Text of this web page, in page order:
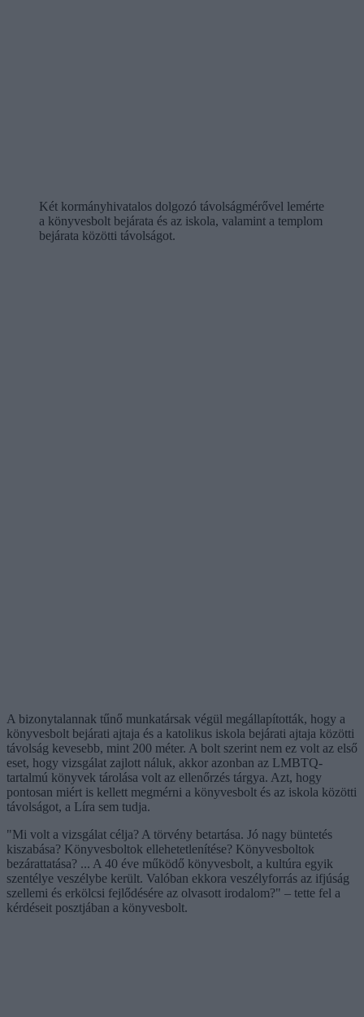
Két kormányhivatalos dolgozó távolságmérővel lemérte
a könyvesbolt bejárata és az iskola, valamint a templom
bejárata közötti távolságot.
A bizonytalannak tűnő munkatársak végül megállapították, hogy a
könyvesbolt bejárati ajtaja és a katolikus iskola bejárati ajtaja közötti
távolság kevesebb, mint 200 méter. A bolt szerint nem ez volt az első
eset, hogy vizsgálat zajlott náluk, akkor azonban az LMBTQ-
tartalmú könyvek tárolása volt az ellenőrzés tárgya. Azt, hogy
pontosan miért is kellett megmérni a könyvesbolt és az iskola közötti
távolságot, a Líra sem tudja.
"Mi volt a vizsgálat célja? A törvény betartása. Jó nagy büntetés
kiszabása? Könyvesboltok ellehetetlenítése? Könyvesboltok
bezárattatása? ... A 40 éve működő könyvesbolt, a kultúra egyik
szentélye veszélybe került. Valóban ekkora veszélyforrás az ifjúság
szellemi és erkölcsi fejlődésére az olvasott irodalom?" – tette fel a
kérdéseit posztjában a könyvesbolt.